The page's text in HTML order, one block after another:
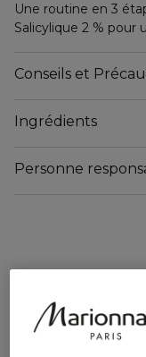
Une routine en 3
Salicylique 2 % pour
Conseils et
Ingrédients
Personne